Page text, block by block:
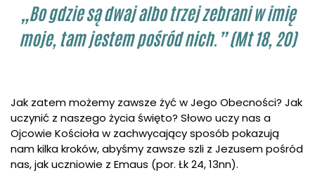
„Bo gdzie są dwaj albo trzej zebrani w imię
moje, tam jestem pośród nich.” (Mt 18, 20)
Jak zatem możemy zawsze żyć w Jego Obecności? Jak
uczynić z naszego życia święto? Słowo uczy nas a
Ojcowie Kościoła w zachwycający sposób pokazują
nam kilka kroków, abyśmy zawsze szli z Jezusem pośród
nas, jak uczniowie z Emaus (por. Łk 24, 13nn).